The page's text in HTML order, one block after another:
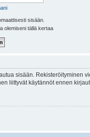
sisään.
olemiseni tällä kertaa
sisään. Rekisteröityminen
liittyvät käytännöt ennen